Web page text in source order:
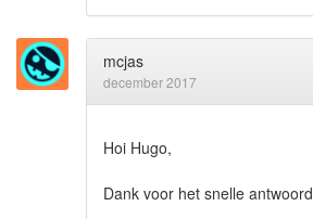
mcjas
december 2017
Hoi Hugo,
Dank voor het snelle antwoord